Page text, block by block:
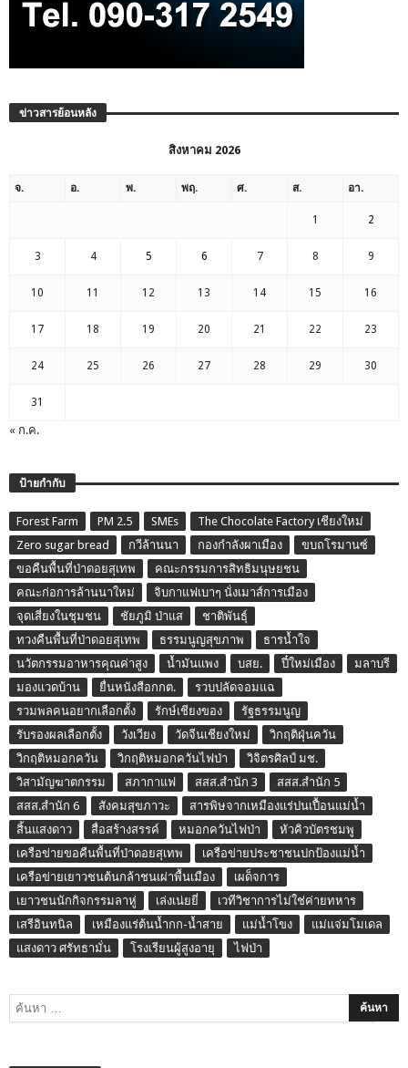
ข่าวสารย้อนหลัง
สิงหาคม 2026
จ. อ. พ. พฤ. ศ. ส. อา.
1 2
3 4 5 6 7 8 9
10 11 12 13 14 15 16
17 18 19 20 21 22 23
24 25 26 27 28 29 30
31
« ก.ค.
ป้ายกำกับ
Forest Farm PM 2.5 SMEs
The Chocolate Factory เชียงใหม่
Zero sugar bread
กวีล้านนา กองกำลังผาเมือง
ขบถโรมานซ์
ขอคืนพื้นที่ป่าดอยสุเทพ
คณะกรรมการสิทธิมนุษยชน
คณะก่อการล้านนาใหม่
จิบกาแฟเบาๆ นั่งเมาส์การเมือง
จุดเสี่ยงในชุมชน
ชัยภูมิ ป่าแส
ชาติพันธุ์
ทวงคืนพื้นที่ป่าดอยสุเทพ
ธรรมนูญสุขภาพ
ธารน้ำใจ
นวัตกรรมอาหารคุณค่าสูง
น้ำมันแพง บสย. ปี๋ใหม่เมือง
มลาบรี
มองแวดบ้าน
ยื่นหนังสือกกต.
รวบปลัดจอมแฉ
รวมพลคนอยากเลือกตั้ง
รักษ์เชียงของ
รัฐธรรมนูญ
รับรองผลเลือกตั้ง
วังเวียง วัดจีนเชียงใหม่
วิกฤติฝุ่นควัน
วิกฤติหมอกควัน
วิกฤติหมอกควันไฟป่า
วิจิตรศิลป์ มช.
วิสามัญฆาตกรรม
สภากาแฟ สสส.สำนัก 3
สสส.สำนัก 5
สสส.สำนัก 6
สังคมสุขภาวะ
สารพิษจากเหมืองแร่ปนเปื้อนแม่น้ำ
สิ้นแสงดาว
สื่อสร้างสรรค์ หมอกควันไฟป่า
หัวคิวบัตรชมพู
เครือข่ายขอคืนพื้นที่ป่าดอยสุเทพ
เครือข่ายประชาชนปกป้องแม่น้ำ
เครือข่ายเยาวชนต้นกล้าชนเผ่าพื้นเมือง
เผด็จการ
เยาวชนนักกิจกรรมลาหู่
เล่งเน่ยยี่
เวทีวิชาการไม่ใช่ค่ายทหาร
เสรีอินทนิล
เหมืองแร่ต้นน้ำกก-น้ำสาย แม่น้ำโขง
แม่แจ่มโมเดล
แสงดาว ศรัทธามั่น
โรงเรียนผู้สูงอายุ ไฟป่า